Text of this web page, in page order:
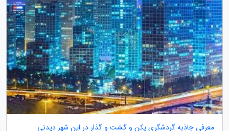
معرفی جاذبه گردشگری پکن و گشت و گذار در این شهر دیدنی